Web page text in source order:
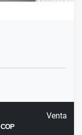
Venta
COP